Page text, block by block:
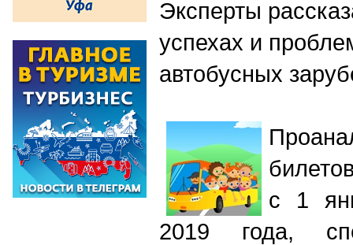
Эксперты
успехах и
автобусных
с 1
2019 года,